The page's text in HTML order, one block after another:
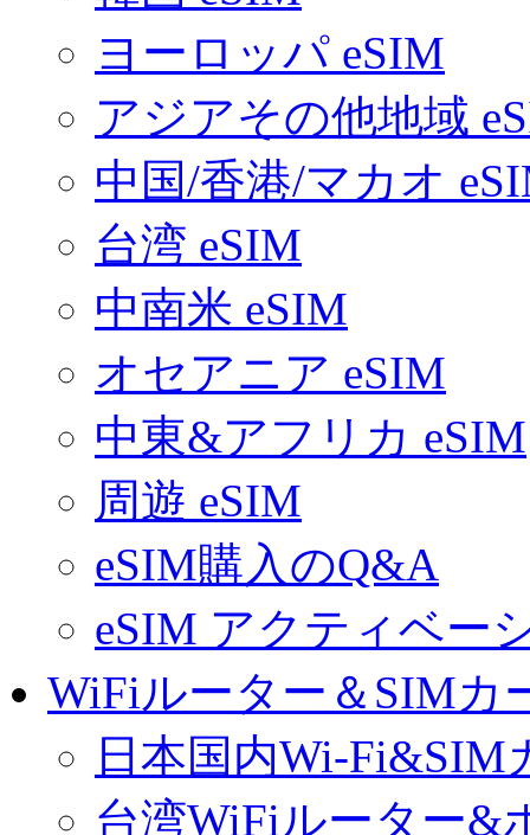
ヨーロッパ eSIM
アジアその他地域
中国/香港/マカオ
台湾 eSIM
中南米 eSIM
オセアニア eSIM
中東&アフリカ eSIM
周遊 eSIM
eSIM購入のQ&A
eSIM アクティベー
WiFiルーター＆SIMカ
日本国内Wi-Fi&SIM
台湾WiFiルーター&